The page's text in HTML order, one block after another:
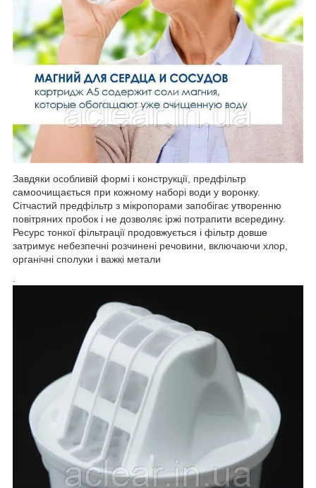
Завдяки особливій формі і конструкції, предфільтр
самоочищається при кожному наборі води у воронку.
Сітчастий предфільтр з мікропорами запобігає утворенню
повітряних пробок і не дозволяє іржі потрапити всередину.
Ресурс тонкої фільтрації продовжується і фільтр довше
затримує небезпечні розчинені речовини, включаючи хлор,
органічні сполуки і важкі метали